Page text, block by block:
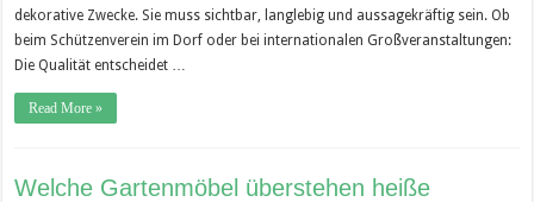
dekorative Zwecke. Sie muss sichtbar, langlebig und aussagekräftig sein. Ob
beim Schützenverein im Dorf oder bei internationalen Großveranstaltungen:
Die Qualität entscheidet …
Read More »
Welche Gartenmöbel überstehen heiße